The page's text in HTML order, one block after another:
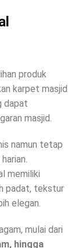
produk
karpet masjid
dapat
masjid.
namun tetap
memiliki
padat, tekstur
elegan.
mulai dari
hingga